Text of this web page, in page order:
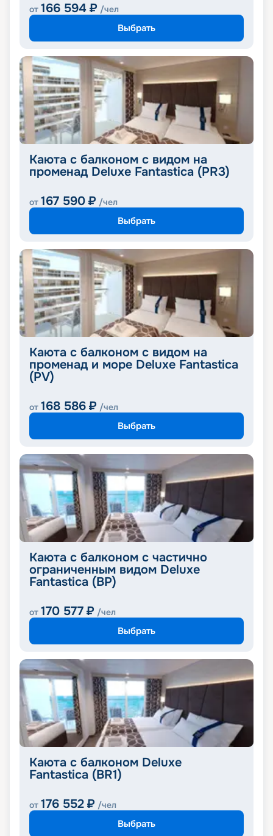
от 166 594 ₽ /чел
Выбрать
Каюта с балконом с видом на
променад Deluxe Fantastica (PR3)
от 167 590 ₽ /чел
Выбрать
Каюта с балконом с видом на
променад и море Deluxe Fantastica
(PV)
от 168 586 ₽ /чел
Выбрать
Каюта с балконом с частично
ограниченным видом Deluxe
Fantastica (BP)
от 170 577 ₽ /чел
Выбрать
Каюта с балконом Deluxe
Fantastica (BR1)
от 176 552 ₽ /чел
Выбрать